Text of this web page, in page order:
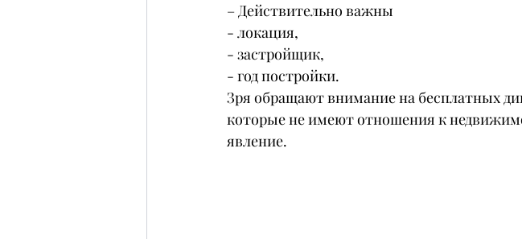
– Действительно важны
- локация,
- застройщик,
- год постройки.
Зря обращают внимание на бесплатных
которые не имеют отношения к
явление.